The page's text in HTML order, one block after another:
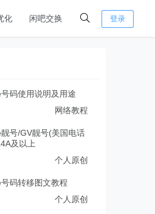
化 闲吧交换 登录
码使用说明及用途
网络教程
号/GV靓号(美国电话
及以上
个人原创
码转移图文教程
个人原创